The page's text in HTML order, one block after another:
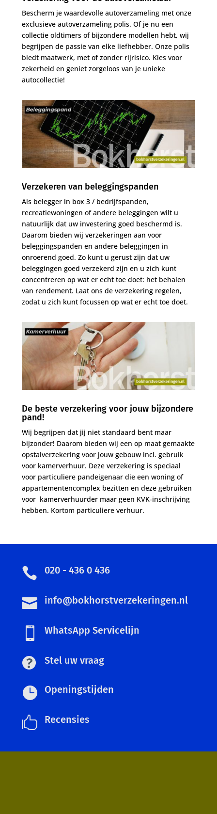
Bescherm je waardevolle autoverzameling met onze
exclusieve autoverzameling polis. Of je nu een
collectie oldtimers of bijzondere modellen hebt, wij
begrijpen de passie van elke liefhebber. Onze polis
biedt maatwerk, met of zonder rijrisico. Kies voor
zekerheid en geniet zorgeloos van je unieke
autocollectie!
Verzekeren van beleggingspanden
Als belegger in box 3 / bedrijfspanden,
recreatiewoningen of andere beleggingen wilt u
natuurlijk dat uw investering goed beschermd is.
Daarom bieden wij verzekeringen aan voor
beleggingspanden en andere beleggingen in
onroerend goed. Zo kunt u gerust zijn dat uw
beleggingen goed verzekerd zijn en u zich kunt
concentreren op wat er echt toe doet: het behalen
van rendement. Laat ons de verzekering regelen,
zodat u zich kunt focussen op wat er echt toe doet.
De beste verzekering voor jouw bijzondere
pand!
Wij begrijpen dat jij niet standaard bent maar
bijzonder! Daarom bieden wij een op maat gemaakte
opstalverzekering voor jouw gebouw incl. gebruik
voor kamerverhuur. Deze verzekering is speciaal
voor particuliere pandeigenaar die een woning of
appartementencomplex bezitten en deze gebruiken
voor kamerverhuurder maar geen KVK-inschrijving
hebben. Kortom particuliere verhuur.
 020 - 436 0 436
 info@bokhorstverzekeringen.nl
 WhatsApp Servicelijn
Stel uw vraag
 Openingstijden
 Recensies